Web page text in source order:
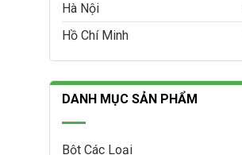
Hà Nội
Hồ Chí Minh
DANH MỤC SẢN PHẨM
Bột Các Loại